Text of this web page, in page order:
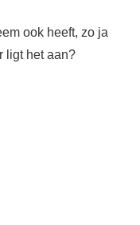
ook heeft, zo ja
ligt het aan?